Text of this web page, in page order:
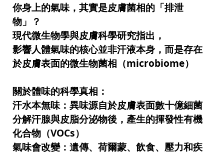
你身上的氣味，其實是皮膚菌相的「排泄
物」？
現代微生物學與皮膚科學研究指出，
影響人體氣味的核心並非汗液本身，而是存在
於皮膚表面的微生物菌相（microbiome）
關於體味的科學真相：
汗水本無味：異味源自於皮膚表面數十億細菌
分解汗腺與皮脂分泌物後，產生的揮發性有機
化合物（VOCs）
氣味會改變：遺傳、荷爾蒙、飲食、壓力和疾